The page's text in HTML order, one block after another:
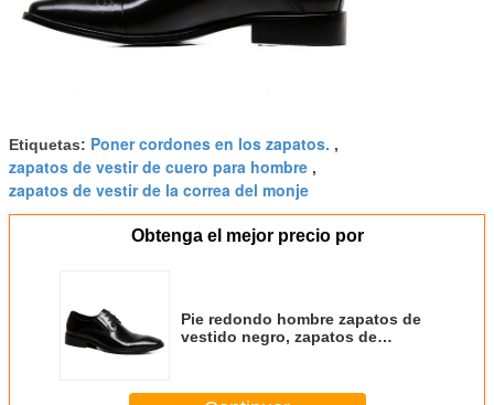
Etiquetas: Poner cordones en los zapatos. ,
zapatos de vestir de cuero para hombre ,
zapatos de vestir de la correa del monje
Obtenga el mejor precio por
Pie redondo hombre zapatos de
vestido negro, zapatos de